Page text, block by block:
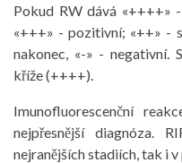
Pokud RW dává «++++»
«+++» - pozitivní; «++» -
nakonec, «-» - negativní.
kříže (++++).
Imunofluorescenční
nejpřesnější diagnóza.
nejranějších stadiích, tak i